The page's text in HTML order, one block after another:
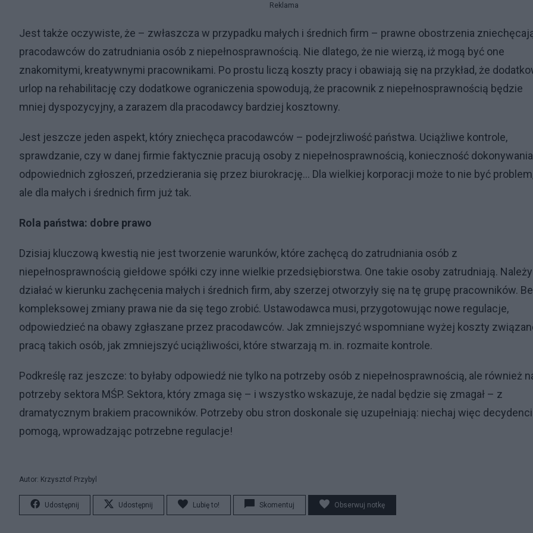
Reklama
Jest także oczywiste, że – zwłaszcza w przypadku małych i średnich firm – prawne obostrzenia
pracodawców do zatrudniania osób z niepełnosprawnością. Nie dlatego, że nie wierzą, iż mogą być one
znakomitymi, kreatywnymi pracownikami. Po prostu liczą koszty pracy i obawiają się na przykład, że
urlop na rehabilitację czy dodatkowe ograniczenia spowodują, że pracownik z niepełnosprawnością będzie
mniej dyspozycyjny, a zarazem dla pracodawcy bardziej kosztowny.
Jest jeszcze jeden aspekt, który zniechęca pracodawców – podejrzliwość państwa. Uciążliwe kontrole,
sprawdzanie, czy w danej firmie faktycznie pracują osoby z niepełnosprawnością, konieczność dokonywania
odpowiednich zgłoszeń, przedzierania się przez biurokrację… Dla wielkiej korporacji może to nie być
ale dla małych i średnich firm już tak.
Rola państwa: dobre prawo
Dzisiaj kluczową kwestią nie jest tworzenie warunków, które zachęcą do zatrudniania osób z
niepełnosprawnością giełdowe spółki czy inne wielkie przedsiębiorstwa. One takie osoby zatrudniają. Należy
działać w kierunku zachęcenia małych i średnich firm, aby szerzej otworzyły się na tę grupę pracowników.
kompleksowej zmiany prawa nie da się tego zrobić. Ustawodawca musi, przygotowując nowe regulacje,
odpowiedzieć na obawy zgłaszane przez pracodawców. Jak zmniejszyć wspomniane wyżej koszty
pracą takich osób, jak zmniejszyć uciążliwości, które stwarzają m. in. rozmaite kontrole.
Podkreślę raz jeszcze: to byłaby odpowiedź nie tylko na potrzeby osób z niepełnosprawnością, ale również
potrzeby sektora MŚP. Sektora, który zmaga się – i wszystko wskazuje, że nadal będzie się zmagał – z
dramatycznym brakiem pracowników. Potrzeby obu stron doskonale się uzupełniają: niechaj więc decydenci
pomogą, wprowadzając potrzebne regulacje!
Autor: Krzysztof Przybyl
Udostępnij Udostępnij Lubię to! Skomentuj Obserwuj notkę